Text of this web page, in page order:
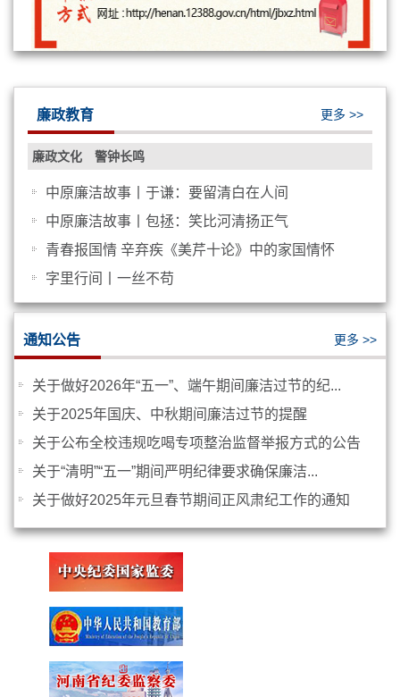
校纪委书记刘许亮传达学习习近平总...
校纪委召开纪检干部腐败案件自查自...
更多 >>
廉政教育
廉政文化 警钟长鸣
中原廉洁故事丨于谦：要留清白在人间
中原廉洁故事丨包拯：笑比河清扬正气
青春报国情 辛弃疾《美芹十论》中的家国情怀
字里行间丨一丝不苟
更多 >>
通知公告
关于做好2026年“五一”、端午期间廉洁过节的纪...
关于2025年国庆、中秋期间廉洁过节的提醒
关于公布全校违规吃喝专项整治监督举报方式的公告
关于“清明”“五一”期间严明纪律要求确保廉洁...
关于做好2025年元旦春节期间正风肃纪工作的通知